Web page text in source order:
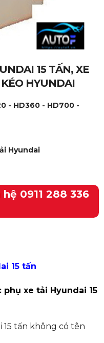
15 TẤN, XE
HYUNDAI
- HD360 - HD700 -
Hyundai
0911 288 336
15 tấn
xe tải Hyundai 15
15 tấn không có tên